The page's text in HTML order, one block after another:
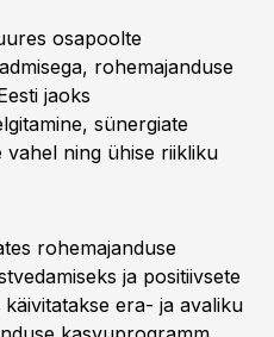
osapoolte
rohemajanduse
jaoks
sünergiate
vahel ning ühise riikliku
rohemajanduse
ja positiivsete
era- ja avaliku